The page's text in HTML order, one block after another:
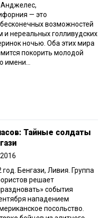
— это
возможностей
и нереальных голливудских
ночью. Оба этих мира
покорить молодой
имени...
Тайные солдаты
год. Бенгази, Ливия. Группа
решает
события
нападением
посольство.